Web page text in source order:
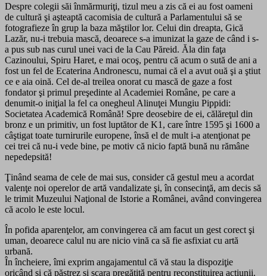
Despre colegii săi înmărmuriţi, tizul meu a zis că ei au fost oameni
de cultură şi aşteaptă cacomisia de cultură a Parlamentului să se
fotografieze în grup la baza măştilor lor. Celui din dreapta, Gică
Lazăr, nu-i trebuia mască, deoarece s-a imunizat la gaze de când i s-
a pus sub nas curul unei vaci de la Cau Păreid. Ăla din faţa
Cazinoului, Spiru Haret, e mai ocoş, pentru că acum o sută de ani a
fost un fel de Ecaterina Andronescu, numai că el a avut ouă şi a ştiut
ce e aia oină. Cel de-al treilea onorat cu mască de gaze a fost
fondator şi primul preşedinte al Academiei Române, pe care a
denumit-o iniţial la fel ca onegheul Alinuţei Mungiu Pippidi:
Societatea Academică Română! Spre deosebire de ei, călăreţul din
bronz e un primitiv, un fost luptător de K1, care între 1595 şi 1600 a
câştigat toate turnirurile europene, însă el de mult i-a atenţionat pe
cei trei că nu-i vede bine, pe motiv că nicio faptă bună nu rămâne
nepedepsită!
Ţinând seama de cele de mai sus, consider că gestul meu a acordat
valenţe noi operelor de artă vandalizate şi, în consecinţă, am decis să
le trimit Muzeului Naţional de Istorie a Românei, având convingerea
că acolo le este locul.
În pofida aparenţelor, am convingerea că am facut un gest corect şi
uman, deoarece calul nu are nicio vină ca să fie asfixiat cu artă
urbană.
În încheiere, îmi exprim angajamentul că vă stau la dispoziţie
oricând şi că păstrez şi scara pregătită pentru reconstituirea acţiunii.